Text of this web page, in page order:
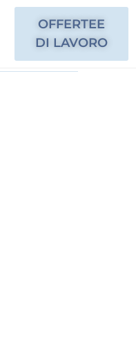
OFFERTEE
DI LAVORO